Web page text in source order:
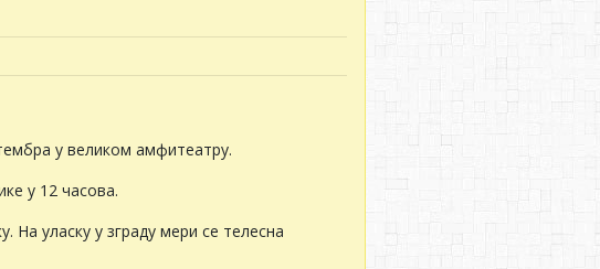
у великом амфитеатру.
у 12 часова.
На уласку у зграду мери се телесна